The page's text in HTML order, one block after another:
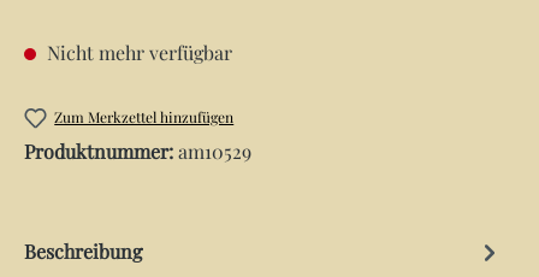
Nicht mehr verfügbar
Zum Merkzettel hinzufügen
Produktnummer:am10529
Beschreibung